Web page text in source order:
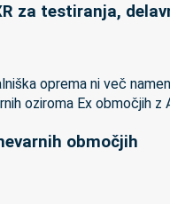
za testiranja,
oprema ni več
območjih